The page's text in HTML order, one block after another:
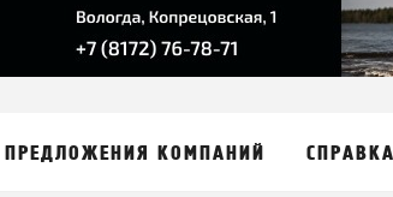
ПРЕДЛОЖЕНИЯ КОМПАНИЙ СПРАВКА